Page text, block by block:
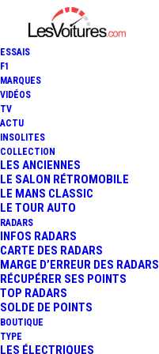
ESSAIS
F1
MARQUES
VIDÉOS
TV
ACTU
INSOLITES
COLLECTION
LES ANCIENNES
LE SALON RÉTROMOBILE
LE MANS CLASSIC
LE TOUR AUTO
RADARS
INFOS RADARS
CARTE DES RADARS
MARGE D’ERREUR DES RADARS
RÉCUPÉRER SES POINTS
TOP RADARS
SOLDE DE POINTS
BOUTIQUE
TYPE
LES ÉLECTRIQUES